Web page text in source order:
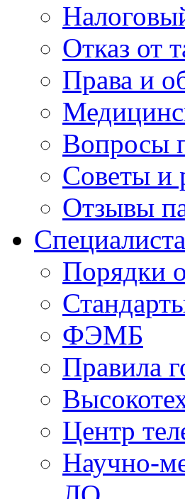
Отказ от
Права и
Вопросы
Советы и
Отзывы
Порядки
ФЭМБ
Правила
Центр
Научно-